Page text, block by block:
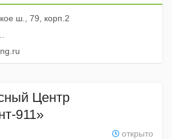
ш., 79, корп.2
Центр
911»
открыто